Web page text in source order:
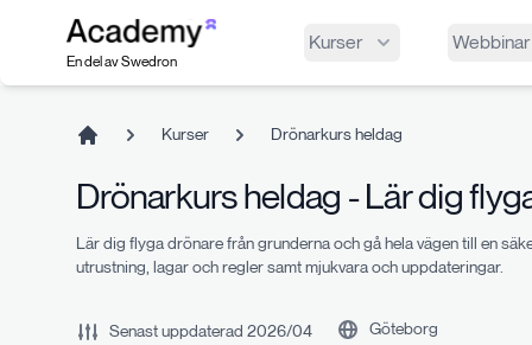
Index
En del av Swedron
Kurser Webbinar
Kurser Drönarkurs heldag
Drönarkurs heldag - Lär dig
Lär dig flyga drönare från grunderna och gå hela vägen till en
utrustning, lagar och regler samt mjukvara och uppdateringar.
Senast uppdaterad 2026/04 Göteborg